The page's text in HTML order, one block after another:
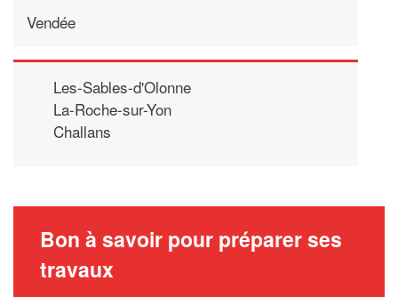
Vendée
Les-Sables-d'Olonne
La-Roche-sur-Yon
Challans
Bon à savoir pour préparer ses
travaux